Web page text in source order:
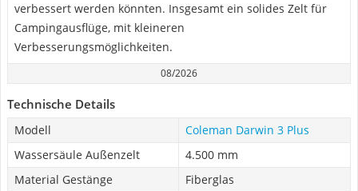
verbessert werden könnten. Insgesamt ein solides Zelt für
Campingausflüge, mit kleineren
Verbesserungsmöglichkeiten.
08/2026
Technische Details
Modell
Coleman Darwin 3 Plus
Wassersäule Außenzelt
4.500 mm
Material Gestänge
Fiberglas